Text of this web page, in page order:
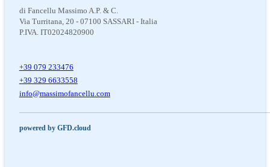
di Fancellu Massimo A.P. & C.
Via Turritana, 20 - 07100 SASSARI - Italia
P.IVA. IT02024820900
+39 079 233476
+39 329 6633558
moc.ullecnafomissam
@ofni
powered by GFD.cloud